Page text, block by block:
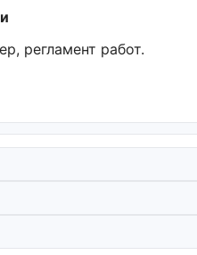
регламент работ.